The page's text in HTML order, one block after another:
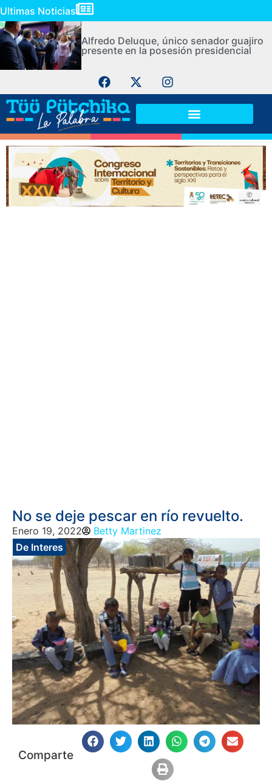
Ultimas Noticias
Alfredo Deluque, único senador guajiro
presente en la posesión presidencial
No se deje pescar en río revuelto.
Enero 19, 2022
Betty Martinez
De Interes
Comparte